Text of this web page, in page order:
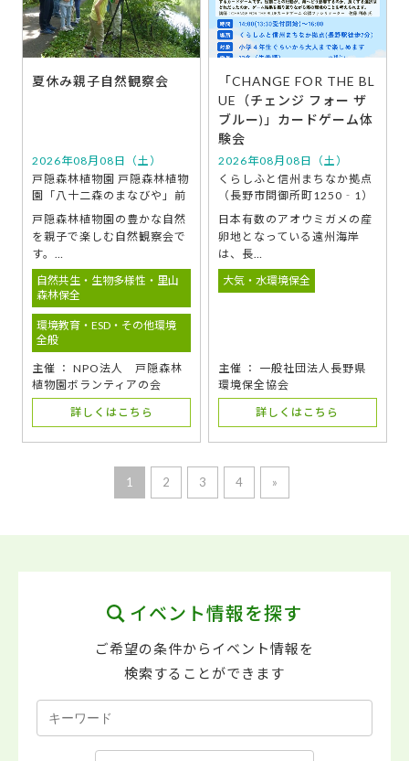
夏休み親子自然観察会
2026年08月08日（土）
戸隠森林植物園 戸隠森林植物
園「八十二森のまなびや」前
戸隠森林植物園の豊かな自然
を親子で楽しむ自然観察会で
す。…
自然共生・生物多様性・里山
森林保全
環境教育・ESD・その他環境
全般
主催 ： NPO法人 戸隠森林
植物園ボランティアの会
詳しくはこちら
「CHANGE FOR THE BL
UE（チェンジ フォー ザ
ブルー)」カードゲーム体
験会
2026年08月08日（土）
くらしふと信州まちなか拠点
（長野市問御所町1250‐1）
日本有数のアオウミガメの産
卵地となっている遠州海岸
は、長…
大気・水環境保全
主催 ： 一般社団法人長野県
環境保全協会
詳しくはこちら
1 2 3 4 »
イベント情報を探す
ご希望の条件からイベント情報を
検索することができます